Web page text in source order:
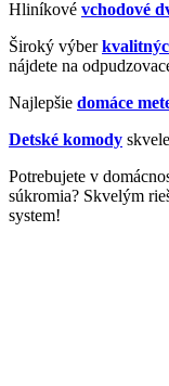
Hliníkové vchodové
Široký výber
nájdete na
Najlepšie domáce
Detské komody
Potrebujete v
súkromia? Skvelým
system!